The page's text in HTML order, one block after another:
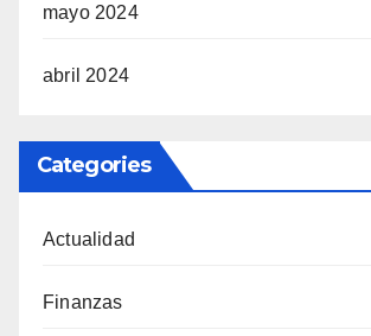
mayo 2024
abril 2024
Categories
Actualidad
Finanzas